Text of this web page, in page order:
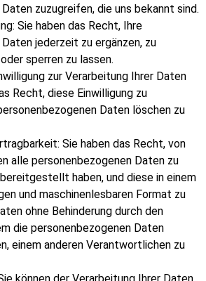
zuzugreifen, die uns bekannt sind.
Sie haben das Recht, Ihre
jederzeit zu ergänzen, zu
sperren zu lassen.
zur Verarbeitung Ihrer Daten
Recht, diese Einwilligung zu
Daten löschen zu
Sie haben das Recht, von
alle personenbezogenen Daten zu
haben, und diese in einem
und maschinenlesbaren Format zu
ohne Behinderung durch den
die personenbezogenen Daten
einem anderen Verantwortlichen zu
können der Verarbeitung Ihrer Daten